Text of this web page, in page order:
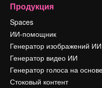
Продукция
Spaces
ИИ-помощник
Генератор изображений ИИ
Генератор видео ИИ
Генератор голоса на
Стоковый контент